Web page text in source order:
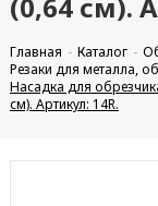
Главная Каталог
Резаки для металла,
Насадка для
см). Артикул: 14R.